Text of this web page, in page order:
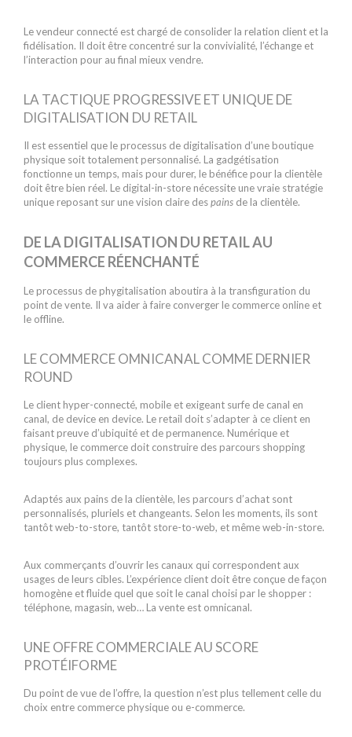
Le vendeur connecté est chargé de consolider la relation client et la
fidélisation. Il doit être concentré sur la convivialité, l’échange et
l’interaction pour au final mieux vendre.
LA TACTIQUE PROGRESSIVE ET UNIQUE DE
DIGITALISATION DU RETAIL
Il est essentiel que le processus de digitalisation d’une boutique
physique soit totalement personnalisé. La gadgétisation
fonctionne un temps, mais pour durer, le bénéfice pour la clientèle
doit être bien réel. Le digital-in-store nécessite une vraie stratégie
unique reposant sur une vision claire despains de la clientèle.
DE LA DIGITALISATION DU RETAIL AU
COMMERCE RÉENCHANTÉ
Le processus de phygitalisation aboutira à la transfiguration du
point de vente. Il va aider à faire converger le commerce online et
le offline.
LE COMMERCE OMNICANAL COMME DERNIER
ROUND
Le client hyper-connecté, mobile et exigeant surfe de canal en
canal, de device en device. Le retail doit s’adapter à ce client en
faisant preuve d’ubiquité et de permanence. Numérique et
physique, le commerce doit construire des parcours shopping
toujours plus complexes.
Adaptés aux pains de la clientèle, les parcours d’achat sont
personnalisés, pluriels et changeants. Selon les moments, ils sont
tantôt web-to-store, tantôt store-to-web, et même web-in-store.
Aux commerçants d’ouvrir les canaux qui correspondent aux
usages de leurs cibles. L’expérience client doit être conçue de façon
homogène et fluide quel que soit le canal choisi par le shopper :
téléphone, magasin, web… La vente est omnicanal.
UNE OFFRE COMMERCIALE AU SCORE
PROTÉIFORME
Du point de vue de l’offre, la question n’est plus tellement celle du
choix entre commerce physique ou e-commerce.